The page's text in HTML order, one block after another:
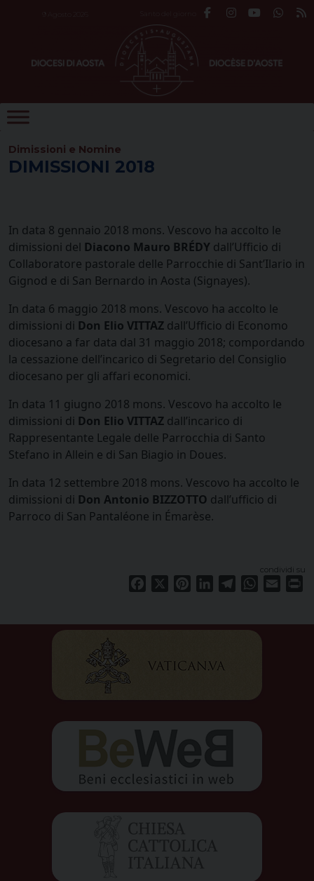
9 Agosto 2026
Dimissioni e Nomine
DIMISSIONI 2018
In data 8 gennaio 2018 mons. Vescovo ha accolto le
dimissioni del Diacono Mauro BRÉDY dall’Ufficio di
Collaboratore pastorale delle Parrocchie di Sant’Ilario in
Gignod e di San Bernardo in Aosta (Signayes).
In data 6 maggio 2018 mons. Vescovo ha accolto le
dimissioni di Don Elio VITTAZ dall’Ufficio di Economo
diocesano a far data dal 31 maggio 2018; compordando
la cessazione dell’incarico di Segretario del Consiglio
diocesano per gli affari economici.
In data 11 giugno 2018 mons. Vescovo ha accolto le
dimissioni di Don Elio VITTAZ dall’incarico di
Rappresentante Legale delle Parrocchia di Santo
Stefano in Allein e di San Biagio in Doues.
In data 12 settembre 2018 mons. Vescovo ha accolto le
dimissioni di Don Antonio BIZZOTTO dall’ufficio di
Parroco di San Pantaléone in Émarèse.
condividi su
Facebook PinterestLinkedInTelegramWhatsApp
Email